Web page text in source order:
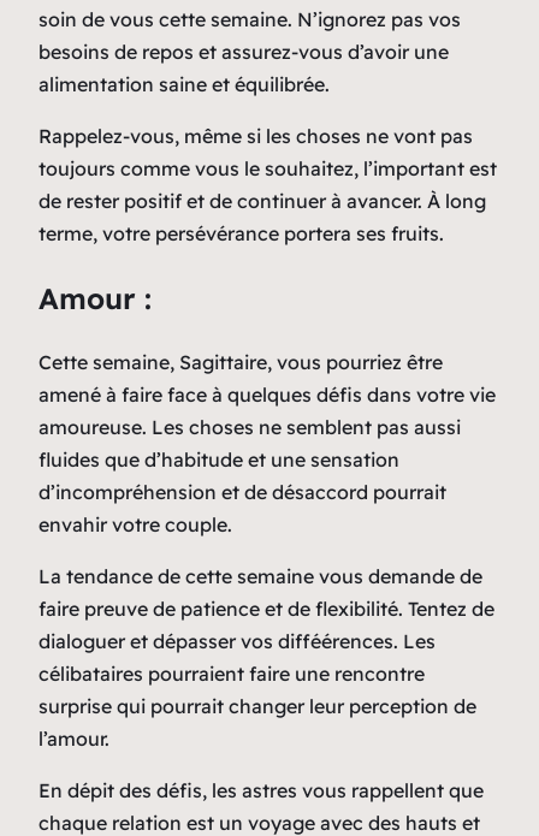
soin de vous cette semaine. N’ignorez pas vos
besoins de repos et assurez-vous d’avoir une
alimentation saine et équilibrée.
Rappelez-vous, même si les choses ne vont pas
toujours comme vous le souhaitez, l’important est
de rester positif et de continuer à avancer. À long
terme, votre persévérance portera ses fruits.
Amour :
Cette semaine, Sagittaire, vous pourriez être
amené à faire face à quelques défis dans votre vie
amoureuse. Les choses ne semblent pas aussi
fluides que d’habitude et une sensation
d’incompréhension et de désaccord pourrait
envahir votre couple.
La tendance de cette semaine vous demande de
faire preuve de patience et de flexibilité. Tentez de
dialoguer et dépasser vos difféérences. Les
célibataires pourraient faire une rencontre
surprise qui pourrait changer leur perception de
l’amour.
En dépit des défis, les astres vous rappellent que
chaque relation est un voyage avec des hauts et